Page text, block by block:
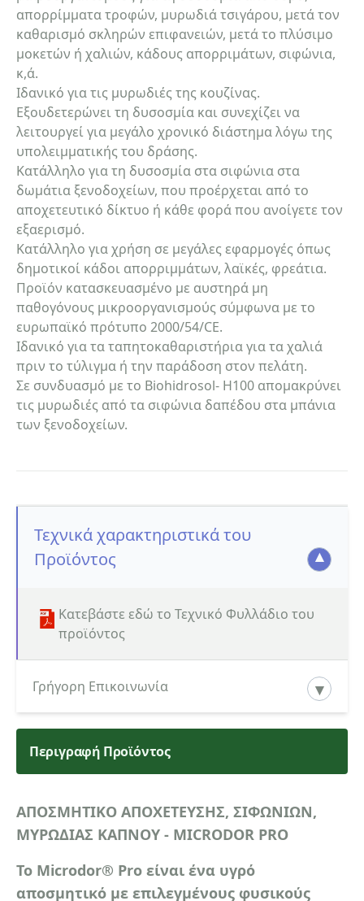
απορρίμματα τροφών, μυρωδιά τσιγάρου, μετά τον
καθαρισμό σκληρών επιφανειών, μετά το πλύσιμο
μοκετών ή χαλιών, κάδους απορριμάτων, σιφώνια,
κ,ά.
Ιδανικό για τις μυρωδιές της κουζίνας.
Εξουδετερώνει τη δυσοσμία και συνεχίζει να
λειτουργεί για μεγάλο χρονικό διάστημα λόγω της
υπολειμματικής του δράσης.
Κατάλληλο για τη δυσοσμία στα σιφώνια στα
δωμάτια ξενοδοχείων, που προέρχεται από το
αποχετευτικό δίκτυο ή κάθε φορά που ανοίγετε τον
εξαερισμό.
Κατάλληλο για χρήση σε μεγάλες εφαρμογές όπως
δημοτικοί κάδοι απορριμμάτων, λαϊκές, φρεάτια.
Προϊόν κατασκευασμένο με αυστηρά μη
παθογόνους μικροοργανισμούς σύμφωνα με το
ευρωπαϊκό πρότυπο 2000/54/CE.
Ιδανικό για τα ταπητοκαθαριστήρια για τα χαλιά
πριν το τύλιγμα ή την παράδοση στον πελάτη.
Σε συνδυασμό με το Biohidrosol- H100 απομακρύνει
τις μυρωδιές από τα σιφώνια δαπέδου στα μπάνια
των ξενοδοχείων.
Τεχνικά χαρακτηριστικά του
Προϊόντος
Κατεβάστε εδώ το Τεχνικό Φυλλάδιο του
προϊόντος
Γρήγορη Επικοινωνία
Κατηγορία ενδιαφερόμενου
Όνομα
Περιγραφή Προϊόντος
ΑΠΟΣΜΗΤΙΚΟ ΑΠΟΧΕΤΕΥΣΗΣ, ΣΙΦΩΝΙΩΝ,
ΜΥΡΩΔΙΑΣ ΚΑΠΝΟΥ - MICRODOR PRO
Το Microdor® Pro είναι ένα υγρό
αποσμητικό με επιλεγμένους φυσικούς